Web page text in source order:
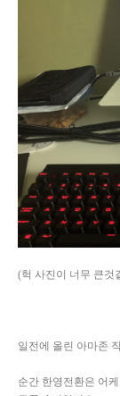
(헉 사진이 너무 큰것
일전에 올린 아마존
순간 한영전환은 어